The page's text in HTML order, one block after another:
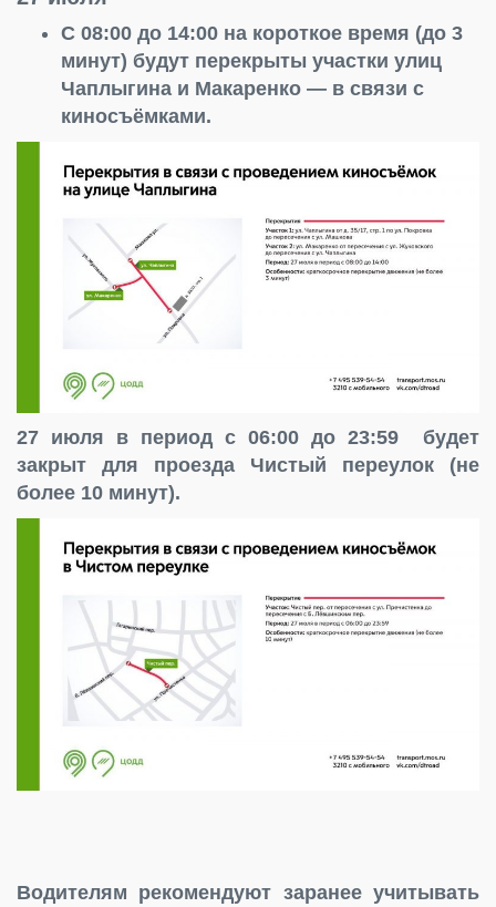
С 08:00 до 14:00 на короткое время (до 3
минут) будут перекрыты участки улиц
Чаплыгина и Макаренко — в связи с
киносъёмками.
27 июля в период с 06:00 до 23:59 будет
закрыт для проезда Чистый переулок (не
более 10 минут).
Водителям рекомендуют заранее учитывать